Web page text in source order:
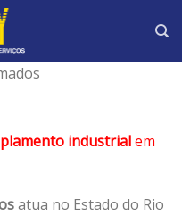
industrialem
atua no Estado do Rio